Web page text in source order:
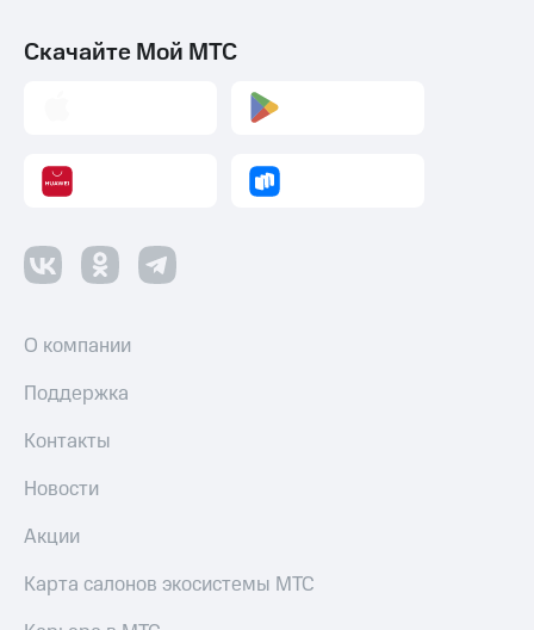
Скачайте Мой МТС
О компании
Поддержка
Контакты
Новости
Акции
Карта салонов экосистемы МТС